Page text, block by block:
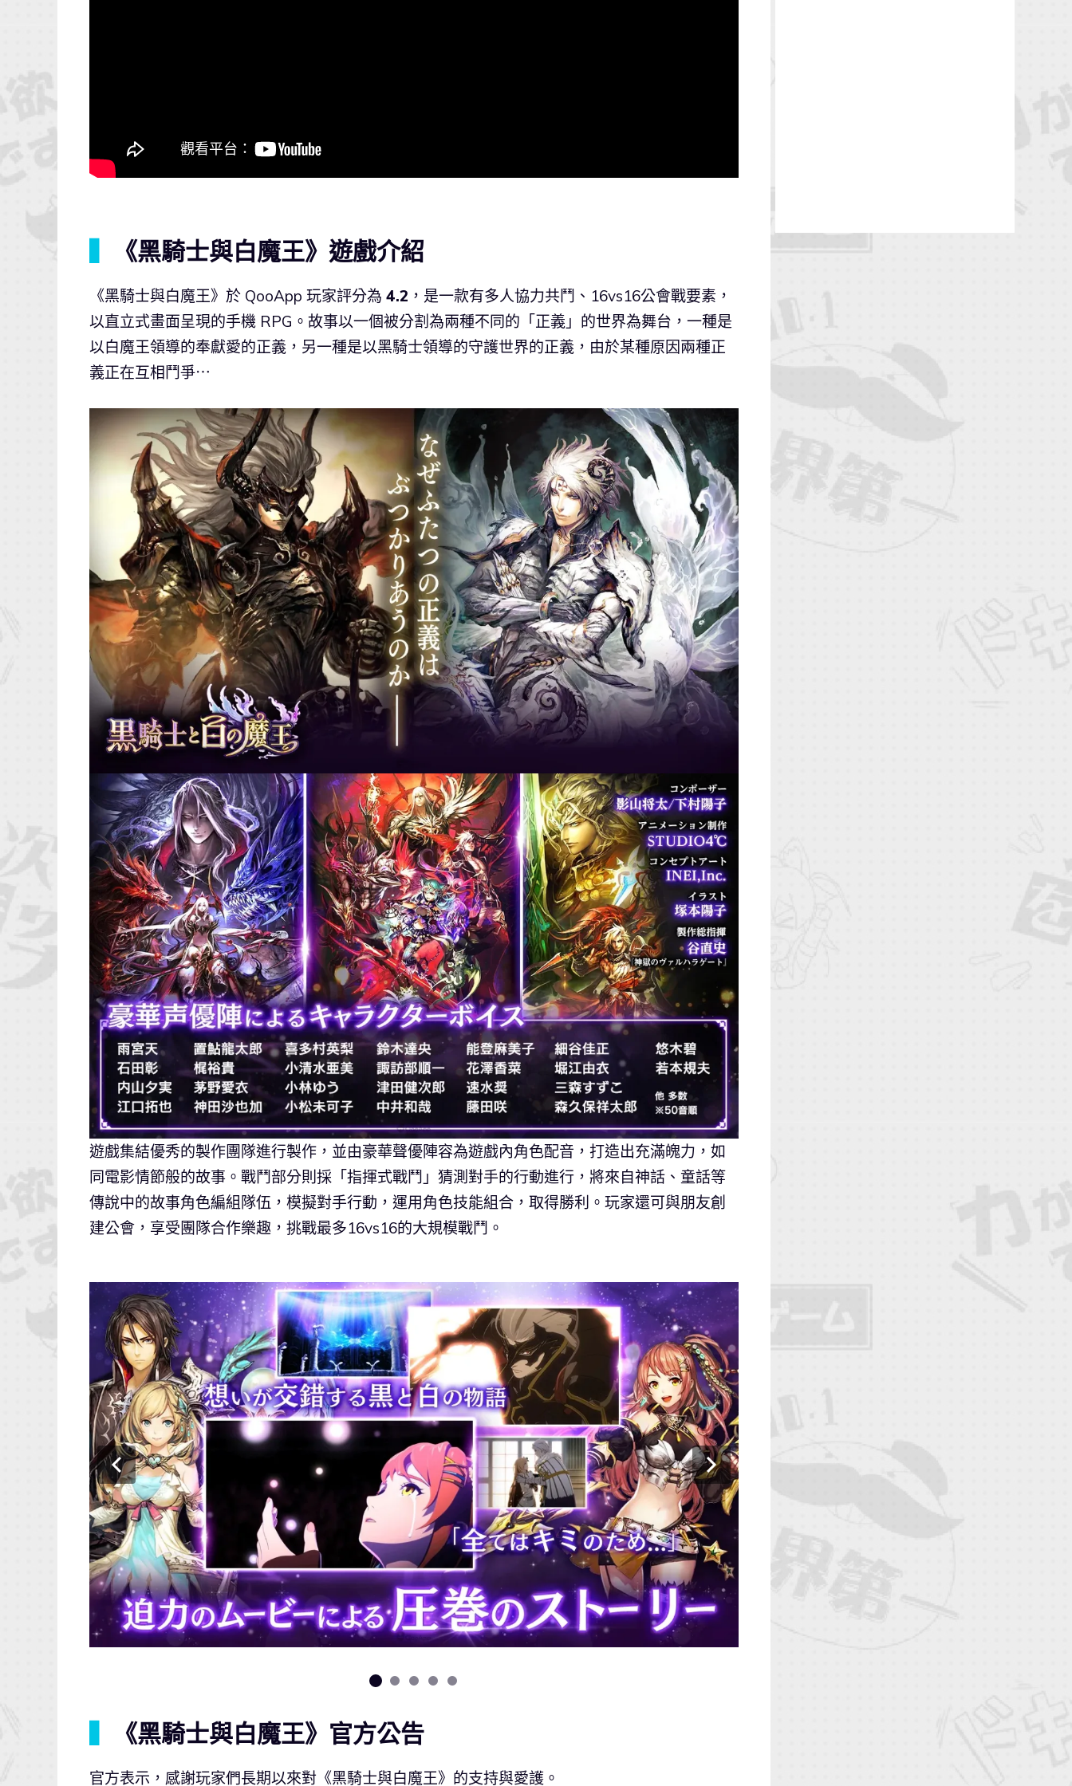
《黑騎士與白魔王》遊戲介紹
《黑騎士與白魔王》於 QooApp 玩家評分為 4.2 ，是一款有多人協力共鬥、16vs16公會戰要素，
以直立式畫面呈現的手機 RPG。故事以一個被分割為兩種不同的「正義」的世界為舞台，一種是
以白魔王領導的奉獻愛的正義，另一種是以黑騎士領導的守護世界的正義，由於某種原因兩種正
義正在互相鬥爭⋯
遊戲集結優秀的製作團隊進行製作，並由豪華聲優陣容為遊戲內角色配音，打造出充滿魄力，如
同電影情節般的故事。戰鬥部分則採「指揮式戰鬥」猜測對手的行動進行，將來自神話、童話等
傳說中的故事角色編組隊伍，模擬對手行動，運用角色技能組合，取得勝利。玩家還可與朋友創
建公會，享受團隊合作樂趣，挑戰最多16vs16的大規模戰鬥。
《黑騎士與白魔王》官方公告
官方表示，感謝玩家們長期以來對《黑騎士與白魔王》的支持與愛護。